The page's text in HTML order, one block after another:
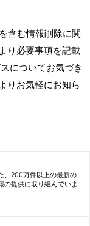
含む情報削除に関
り必要事項を記載
についてお気づき
りお気軽にお知ら
、200万件以上の最新の
の提供に取り組んでいま